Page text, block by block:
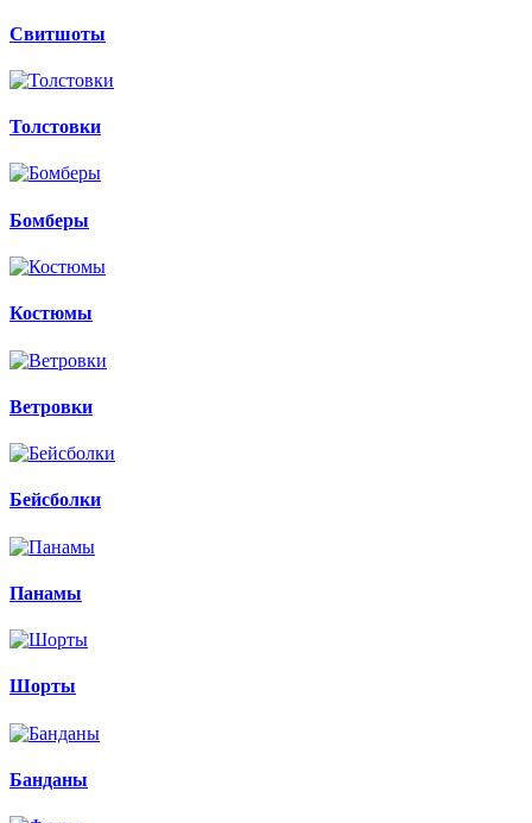
Свитшоты
Толстовки
Бомберы
Костюмы
Ветровки
Бейсболки
Панамы
Шорты
Банданы